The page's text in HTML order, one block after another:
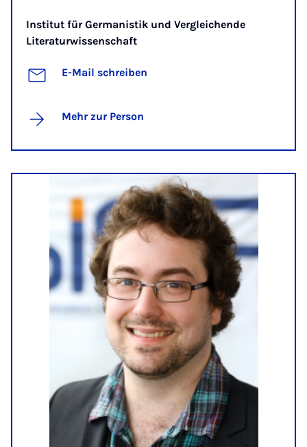
Institut für Germanistik und Vergleichende
Literaturwissenschaft
E-Mail schreiben
Mehr zur Person